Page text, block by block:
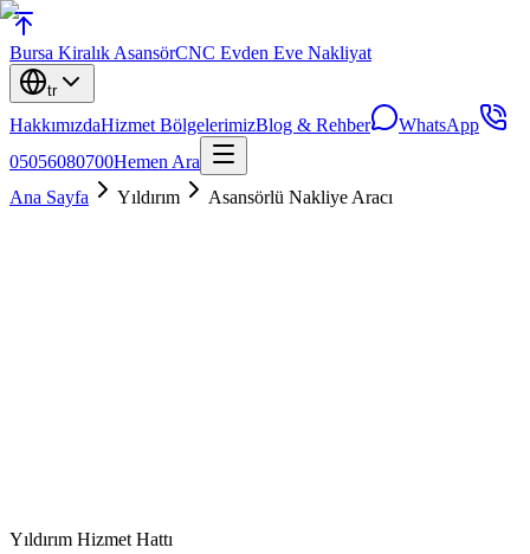
Bursa Kiralık AsansörCNC Evden Eve Nakliyat
tr
HakkımızdaHizmet BölgelerimizBlog & Rehber
WhatsApp
05056080700Hemen Ara
Ana Sayfa
Yıldırım Asansörlü Nakliye Aracı
Yıldırım Hizmet Hattı